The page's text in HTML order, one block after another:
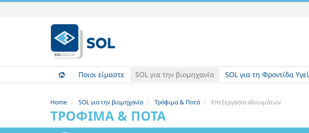
content.
|
Skip
navigation
Ποιοι είμαστε SOL για την βιομηχανία SOL για τη Φροντίδα
Home SOL για την βιομηχανία Τρόφιμα & Ποτά Επεξεργασία αλιευμάτων
ΤΡΌΦΙΜΑ & ΠΟΤΆ